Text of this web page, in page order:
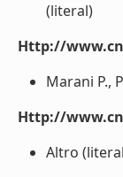
(literal)
Http://
Marani P.,
Http://
Altro